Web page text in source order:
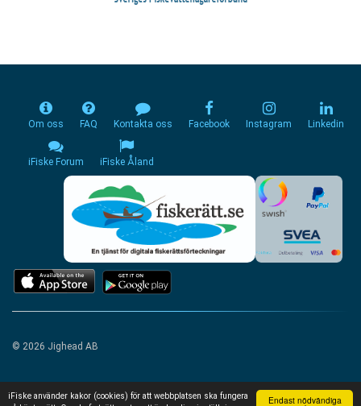
Endast nödvändiga
iFiske använder kakor (cookies) för att webbplatsen ska fungera
Om oss FAQ Kontakta oss Facebook Instagram Linkedin
iFiske Forum iFiske Åland
© 2026 Jighead AB